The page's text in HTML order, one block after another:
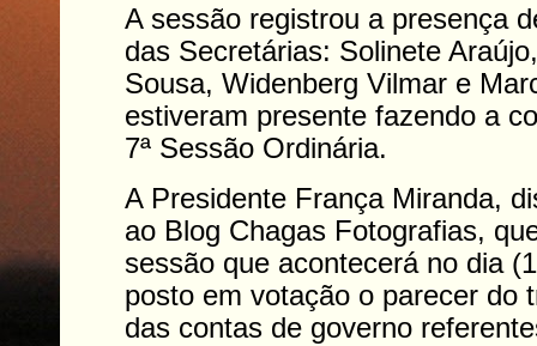
A sessão registrou a presença
das Secretárias: Solinete
Sousa, Widenberg Vilmar e
estiveram presente fazendo a
7ª Sessão Ordinária.
A Presidente França Miranda,
ao Blog Chagas Fotografias,
sessão que acontecerá no dia
posto em votação o parecer do
das contas de governo